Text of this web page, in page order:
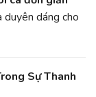
dáng cho
Sự Thanh